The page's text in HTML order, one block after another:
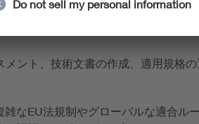
ント、技術文書の作成、適用規格
なEU法規制やグローバルな適合